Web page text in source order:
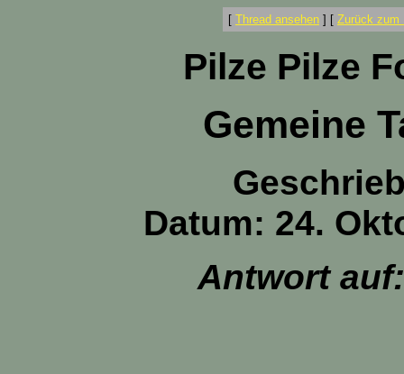
[ Thread ansehen ] [ Zurück zum
Pilze Pilze
Gemeine
Datum: 24.
Antwort